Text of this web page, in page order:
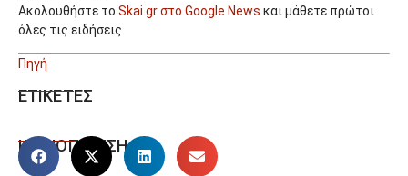
Ακολουθήστε το Skai.gr στο Google News και μάθετε πρώτοι
όλες τις ειδήσεις.
Πηγή
ΕΤΙΚΕΤΕΣ
ΚΟΙΝΟΠΟΙΗΣΗ